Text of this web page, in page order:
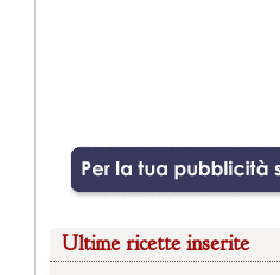
Ultime ricette inserite